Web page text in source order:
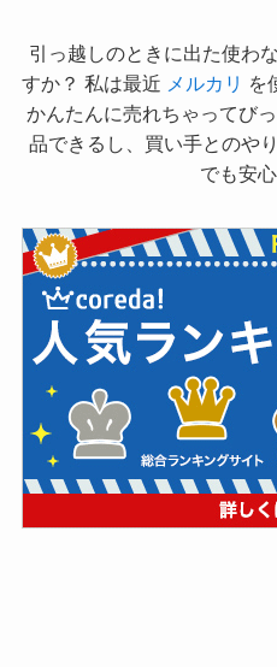
引っ越しのときに出た使わ
すか？ 私は最近 メルカリ を
かんたんに売れちゃってび
品できるし、買い手とのや
でも安